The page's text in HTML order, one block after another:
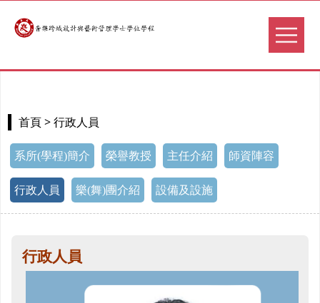
首頁 > 行政人員
系所(學程)簡介 榮譽教授 主任介紹 師資陣容
行政人員 樂(舞)團介紹 設備及設施
行政人員